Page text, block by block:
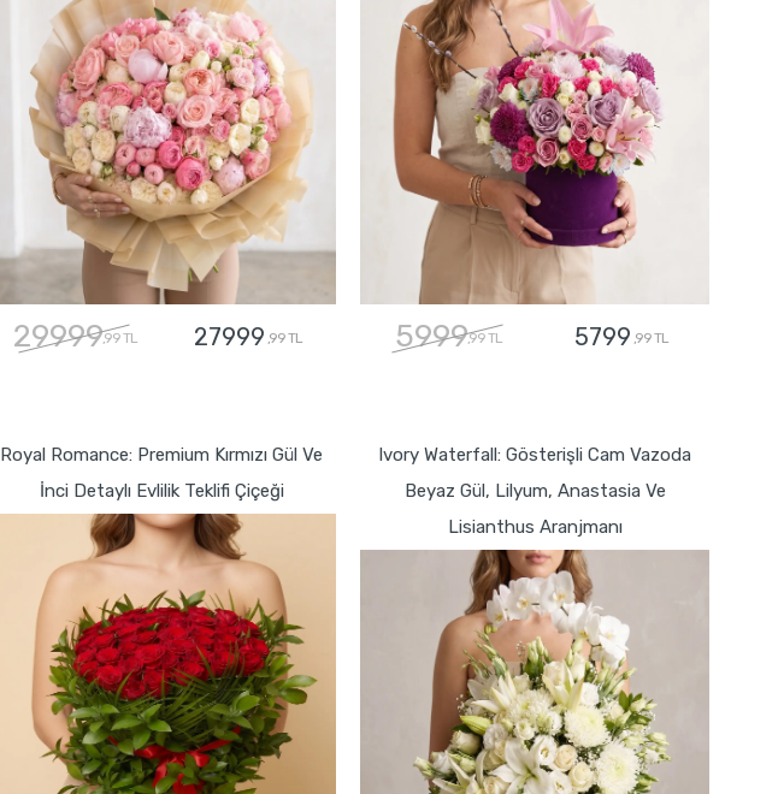
29999,99 TL 27999 ,99 TL 5999,99 TL 5799 ,99 TL
Royal Romance: Premium Kırmızı Gül Ve
İnci Detaylı Evlilik Teklifi Çiçeği
Ivory Waterfall: Gösterişli Cam Vazoda
Beyaz Gül, Lilyum, Anastasia Ve
Lisianthus Aranjmanı